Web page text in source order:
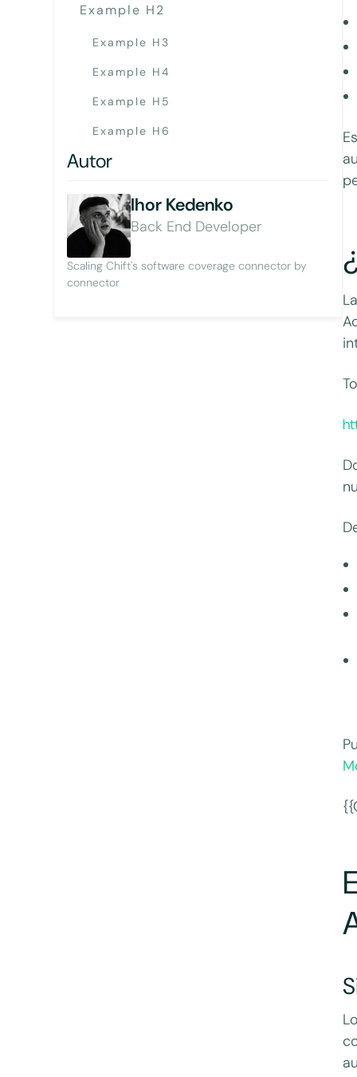
Example H2
Example H3
Example H4
Example H5
Example H6
Autor
Ihor Kedenko
Back End Developer
Scaling Chift's software coverage connector by
connector